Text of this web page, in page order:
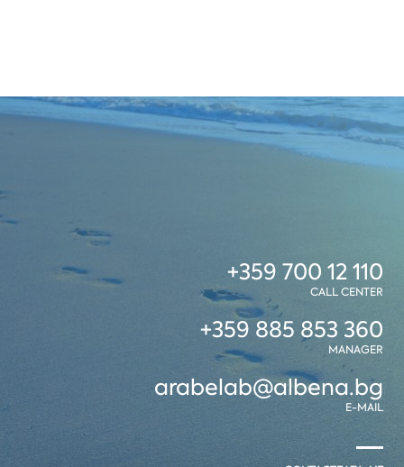
+359 700 12 110
CALL CENTER
+359 885 853 360
MANAGER
arabelab@albena.bg
E-MAIL